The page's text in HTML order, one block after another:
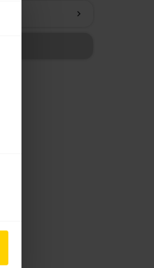
chevron_right